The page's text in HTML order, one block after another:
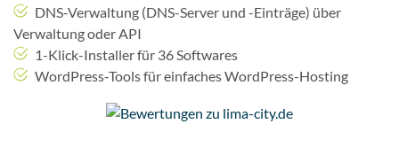
DNS-Verwaltung (DNS-Server und -Einträge) über
Verwaltung oder API
1-Klick-Installer für 36 Softwares
WordPress-Tools für einfaches WordPress-Hosting